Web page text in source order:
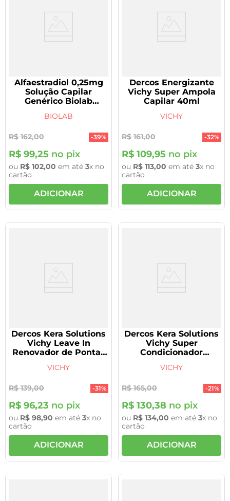
Alfaestradiol 0,25mg
Solução Capilar
Genérico Biolab
30/11/2026
BIOLAB
R$ 162,00 -39%
R$ 99,25 no pix
ou R$ 102,00 em até 3x no
cartão
ADICIONAR
Dercos Energizante
Vichy Super Ampola
Capilar 40ml
VICHY
R$ 161,00 -32%
R$ 109,95 no pix
ou R$ 113,00 em até 3x no
cartão
ADICIONAR
Dercos Kera Solutions
Vichy Leave In
Renovador de Pontas
VICHY
R$ 139,00 -31%
R$ 96,23 no pix
ou R$ 98,90 em até 3x no
cartão
ADICIONAR
Dercos Kera Solutions
Vichy Super
Condicionador
VICHY
R$ 165,00 -21%
R$ 130,38 no pix
ou R$ 134,00 em até 3x no
cartão
ADICIONAR